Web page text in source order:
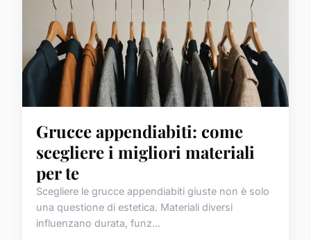
Grucce appendiabiti: come
scegliere i migliori materiali
per te
Scegliere le grucce appendiabiti giuste non è solo
una questione di estetica. Materiali diversi
influenzano durata, funz...